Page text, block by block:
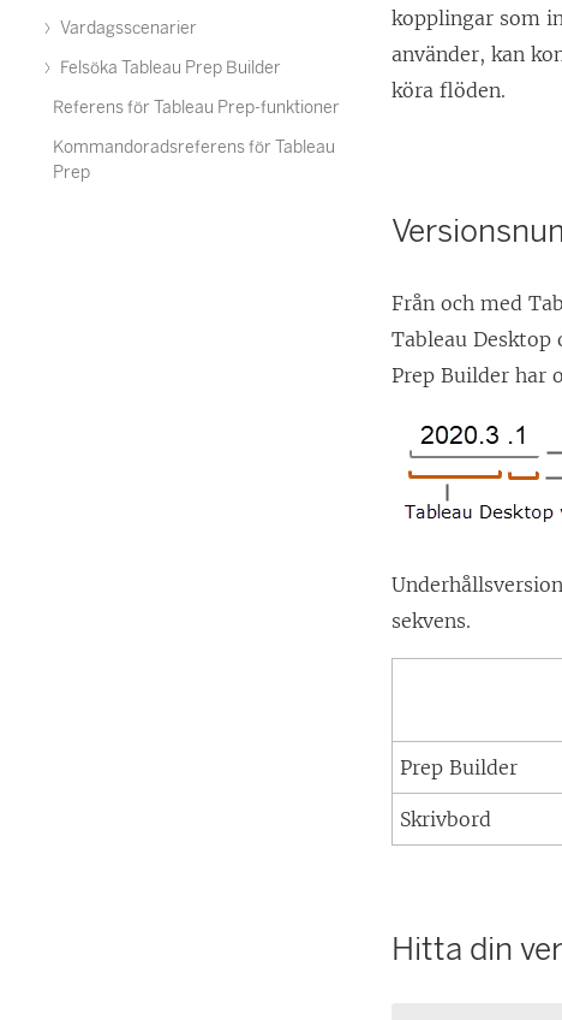
Vardagsscenarier
Felsöka Tableau Prep Builder
Referens för Tableau Prep-funktioner
Kommandoradsreferens för Tableau
Prep
k
e
n
n
s
i
e
t
n
y
t
f
ö
s
t
r
kopplingar som
använder, kan
köra flöden.
Från och med
Tableau Desktop
Prep Builder har
sekvens.
Prep Builder
Skrivbord
Hitta din